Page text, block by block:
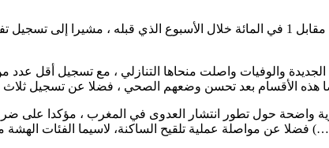
واضحة حول تطور انتشار العدوى في المغرب ، مؤكدا على
…) فضلا عن مواصلة عملية تلقيح الساكنة، لاسيما الفئات الهشة